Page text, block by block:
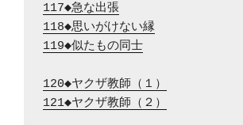
117◆急な出張
118◆思いがけない縁
119◆似たもの同士
120◆ヤクザ教師（１）
121◆ヤクザ教師（２）